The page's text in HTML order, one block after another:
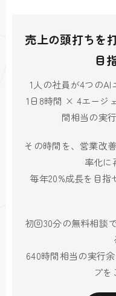
売上の頭打ちを
目
1人の社員が4つのAI
1日8時間 × 4エージ
間相当の実
その時間を、営業改
率化に
毎年20%成長を目指
初回30分の無料相談
640時間相当の実行
プを